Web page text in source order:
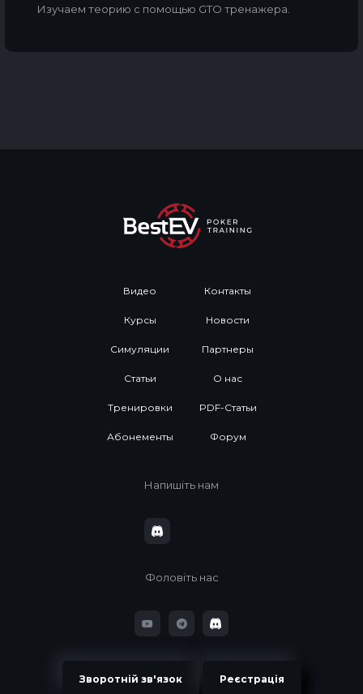
Изучаем теорию с помощью GTO тренажера.
Видео
Курсы
Симуляции
Статьи
Тренировки
Абонементы
Контакты
Новости
Партнеры
О нас
PDF-Статьи
Форум
Напишіть нам
Фоловіть нас
Зворотній зв'язок Реєстрація